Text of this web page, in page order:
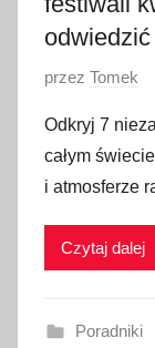
3
odwiedzić
O
u
b
l
i
a
przez Tomek
Odkryj 7
całym
i atmosferze
Czytaj dalej
Poradniki